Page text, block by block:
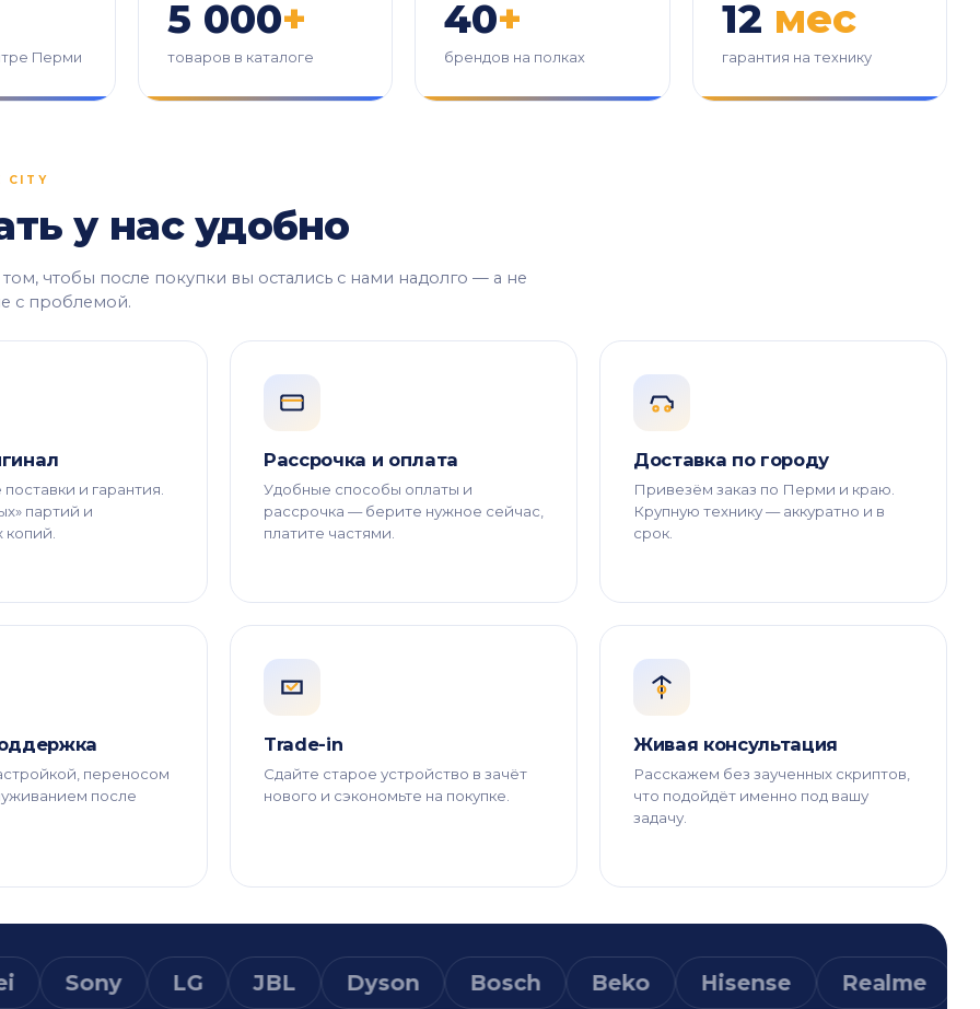
Перми
5 000+
товаров в каталоге
40+
брендов на полках
12 мес
гарантия на технику
CITY
у нас удобно
чтобы после покупки вы остались с нами надолго — а не
с проблемой.
и гарантия.
партий и
копий.
Рассрочка и оплата
Удобные способы оплаты и
рассрочка — берите нужное сейчас,
платите частями.
Доставка по городу
Привезём заказ по Перми и краю.
Крупную технику — аккуратно и в
срок.
переносом
после
Trade-in
Сдайте старое устройство в зачёт
нового и сэкономьте на покупке.
Живая консультация
Расскажем без заученных скриптов,
что подойдёт именно под вашу
задачу.
LG JBL Dyson Bosch Beko Hisense Realme Tecno